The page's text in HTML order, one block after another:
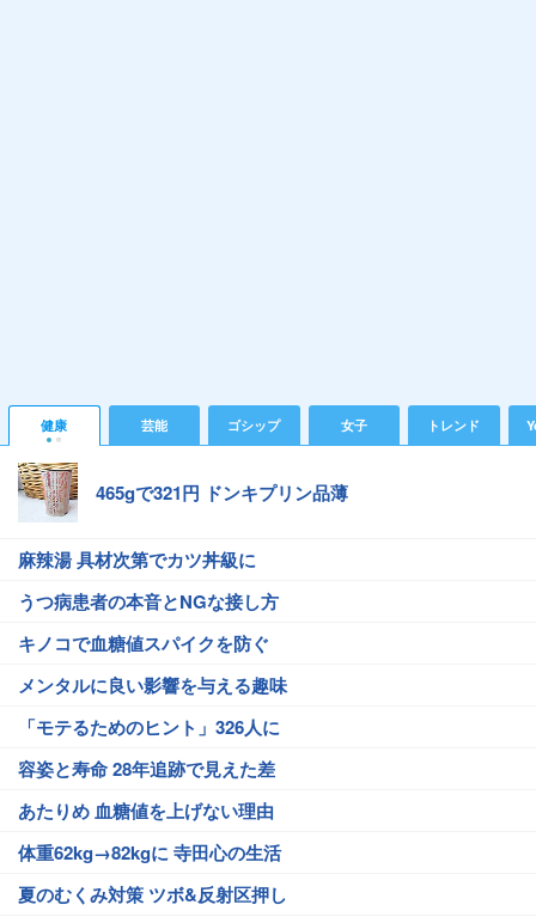
健康 芸能 ゴシップ 女子 トレンド
465gで321円 ドンキプリン品薄
麻辣湯 具材次第でカツ丼級に
うつ病患者の本音とNGな接し方
キノコで血糖値スパイクを防ぐ
メンタルに良い影響を与える趣味
「モテるためのヒント」326人に
容姿と寿命 28年追跡で見えた差
あたりめ 血糖値を上げない理由
体重62kg→82kgに 寺田心の生活
夏のむくみ対策 ツボ&反射区押し